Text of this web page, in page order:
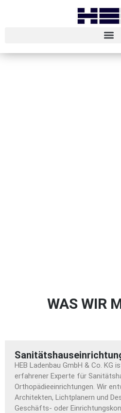
WAS WIR
HEB Ladenbau GmbH & Co. KG
erfahrener Experte für
Orthopädieeinrichtungen. Wir
Architekten, Lichtplanern und
Geschäfts- oder